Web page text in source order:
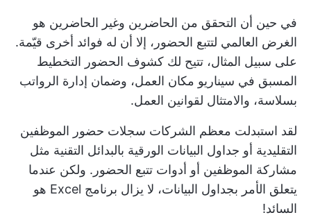
في حين أن التحقق من الحاضرين وغير الحاضرين هو
الغرض العالمي لتتبع الحضور، إلا أن له فوائد أخرى قيّمة.
على سبيل المثال، تتيح لك كشوف الحضور التخطيط
المسبق في سيناريو مكان العمل، وضمان إدارة الرواتب
بسلاسة، والامتثال لقوانين العمل.
لقد استبدلت معظم الشركات سجلات حضور الموظفين
التقليدية أو جداول البيانات الورقية بالبدائل التقنية مثل
مشاركة الموظفين أو أدوات تتبع الحضور. ولكن عندما
يتعلق الأمر بجداول البيانات، لا يزال برنامج Excel هو
السائد!